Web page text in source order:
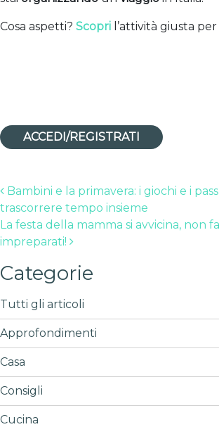
Cosa aspetti? Scopri l’attività giusta
ACCEDI/REGISTRATI
Post navigation
Bambini e la primavera: i giochi e i
trascorrere tempo insieme
La festa della mamma si avvicina, non
impreparati!
Categorie
Tutti gli articoli
Approfondimenti
Casa
Consigli
Cucina